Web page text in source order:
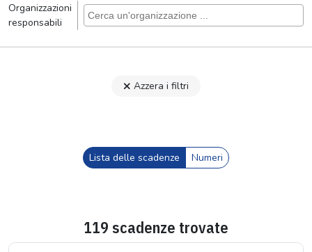
Organizzazioni
responsabili
Azzera i filtri
Lista delle scadenze Numeri
119 scadenze trovate